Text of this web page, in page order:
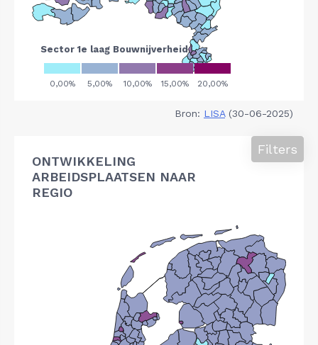
Bron: LISA(30-06-2025)
ONTWIKKELING
ARBEIDSPLAATSEN NAAR
REGIO
Filters